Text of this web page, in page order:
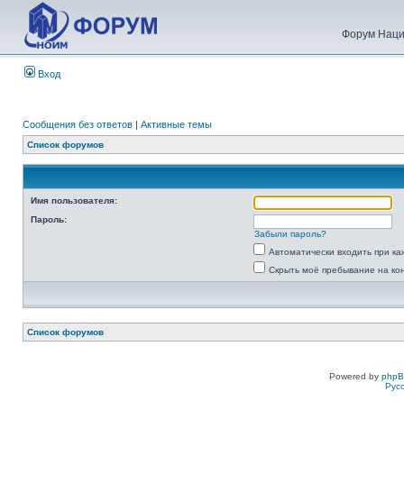
Форум
Вход
Сообщения без ответов | Активные темы
Список форумов
Имя пользователя:
Пароль:
Забыли пароль?
Автоматически входить при
Скрыть моё пребывание на
Список форумов
Powered by